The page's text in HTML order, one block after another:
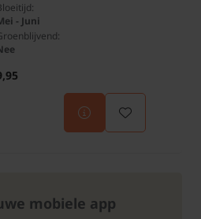
- Juni
mobiele app